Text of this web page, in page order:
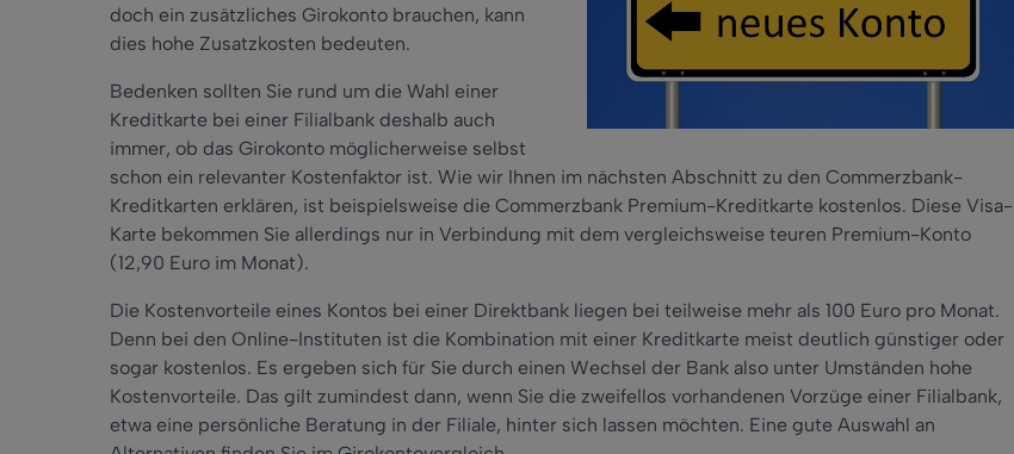
doch ein zusätzliches Girokonto brauchen, kann
dies hohe Zusatzkosten bedeuten.
Bedenken sollten Sie rund um die Wahl einer
Kreditkarte bei einer Filialbank deshalb auch
immer, ob das Girokonto möglicherweise selbst
schon ein relevanter Kostenfaktor ist. Wie wir Ihnen im nächsten Abschnitt zu den Commerzbank-
Kreditkarten erklären, ist beispielsweise die Commerzbank Premium-Kreditkarte kostenlos. Diese Visa-
Karte bekommen Sie allerdings nur in Verbindung mit dem vergleichsweise teuren Premium-Konto
(12,90 Euro im Monat).
Die Kostenvorteile eines Kontos bei einer Direktbank liegen bei teilweise mehr als 100 Euro pro Monat.
Denn bei den Online-Instituten ist die Kombination mit einer Kreditkarte meist deutlich günstiger oder
sogar kostenlos. Es ergeben sich für Sie durch einen Wechsel der Bank also unter Umständen hohe
Kostenvorteile. Das gilt zumindest dann, wenn Sie die zweifellos vorhandenen Vorzüge einer Filialbank,
etwa eine persönliche Beratung in der Filiale, hinter sich lassen möchten. Eine gute Auswahl an